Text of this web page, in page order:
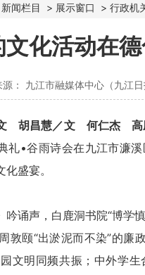
新闻栏目 > 展示窗口 > 行政机
化活动在
源： 九江市融媒体中心（九江
胡昌慧／文 何仁杰 高
礼•谷雨诗会在九江市濂
盛宴。
诵声，白鹿洞书院“博学
敦颐“出淤泥而不染”的廉
文明同频共振；中外学